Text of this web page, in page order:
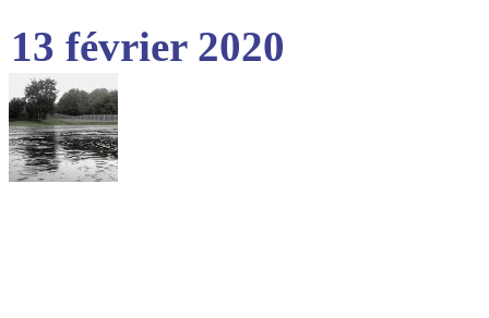
13 février 2020